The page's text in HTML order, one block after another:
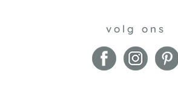
volg ons